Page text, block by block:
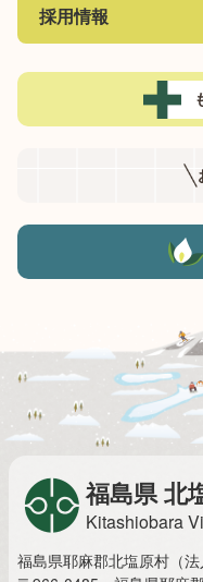
採用情報
福島県 北
Kitashiobara
福島県耶麻郡北塩原村（